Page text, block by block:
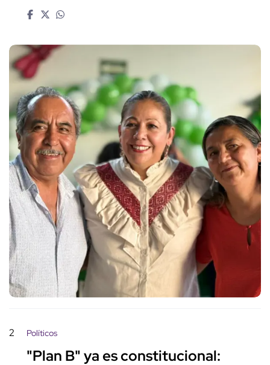
2 Políticos
"Plan B" ya es constitucional: